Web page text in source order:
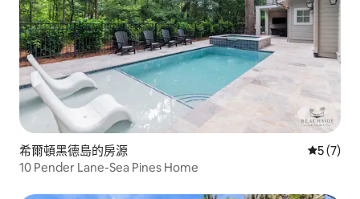
希爾頓黑德島的房源 從 7 則評
5 (7)
10 Pender Lane-Sea Pines Home